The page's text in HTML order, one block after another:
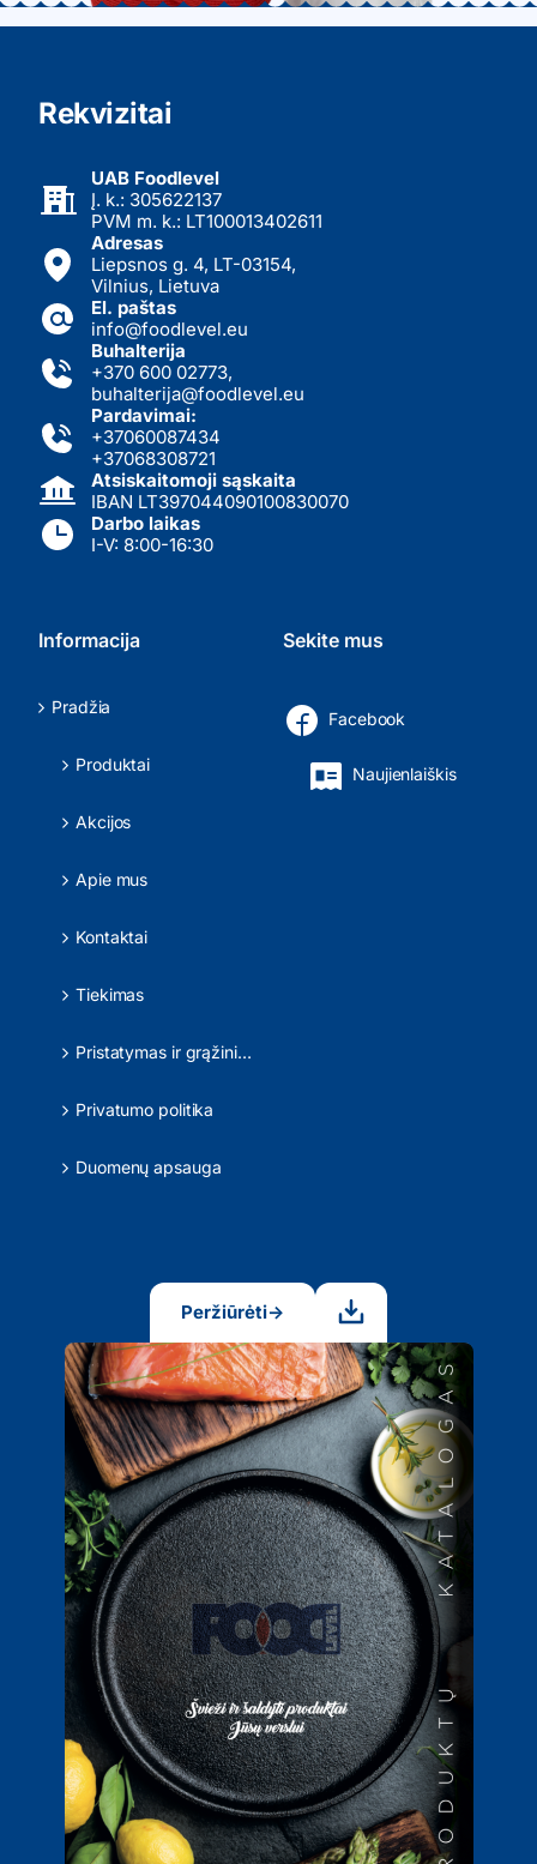
Rekvizitai
UAB Foodlevel
Į. k.: 305622137
PVM m. k.: LT100013402611
Adresas
Liepsnos g. 4, LT-03154,
Vilnius, Lietuva
El. paštas
info@foodlevel.eu
Buhalterija
+370 600 02773,
buhalterija@foodlevel.eu
Pardavimai:
+37060087434
+37068308721
Atsiskaitomoji sąskaita
IBAN LT397044090100830070
Darbo laikas
I-V: 8:00-16:30
Informacija
Pradžia
Produktai
Akcijos
Apie mus
Kontaktai
Tiekimas
Pristatymas ir grąžinimas
Privatumo politika
Duomenų apsauga
Sekite mus
Facebook
Naujienlaiškis
Peržiūrėti→